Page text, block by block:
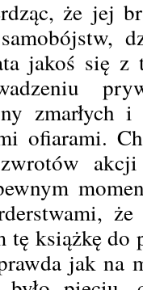
że jej
jakoś się z
zmarłych i
ofiarami.
tę książkę
jak na